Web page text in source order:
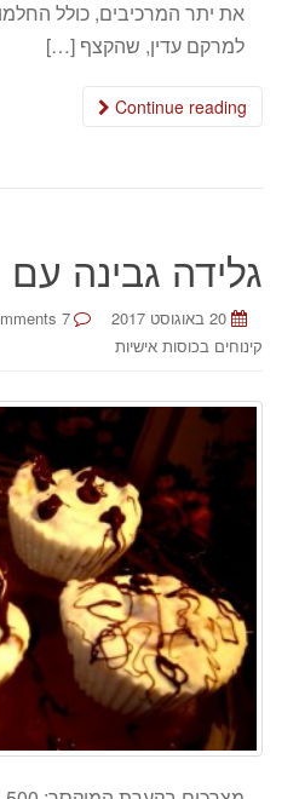
את יתר המרכיבים, כולל
למרקם עדין, שהקצף […]
Continue reading
גלידה גבינה
20 באוגוסט 2017 7 Comments
קינוחים בכוסות אישיות